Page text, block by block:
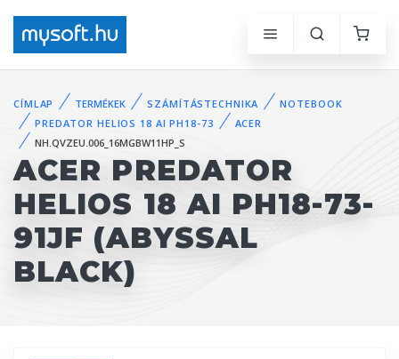
CÍMLAP TERMÉKEK SZÁMÍTÁSTECHNIKA
NOTEBOOK
PREDATOR HELIOS 18 AI PH18-73
ACER
NH.QVZEU.006_16MGBW11HP_S
ACER PREDATOR
HELIOS 18 AI PH18-73-
91JF (ABYSSAL
BLACK)